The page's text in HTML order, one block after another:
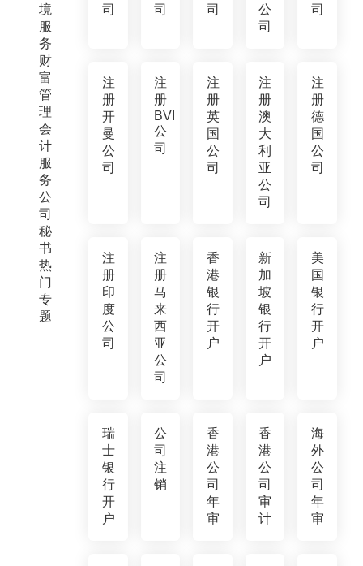
境
服
务
财
富
管
理
会
计
服
务
公
司
秘
书
热
门
专
题
司
司
司
公
司
司
注
册
开
曼
公
司
注
册
BVI
公
司
注
册
英
国
公
司
注
册
澳
大
利
亚
公
司
注
册
德
国
公
司
注
册
印
度
公
司
注
册
马
来
西
亚
公
司
香
港
银
行
开
户
新
加
坡
银
行
开
户
美
国
银
行
开
户
瑞
士
银
行
开
户
公
司
注
销
香
港
公
司
年
审
香
港
公
司
审
计
海
外
公
司
年
审